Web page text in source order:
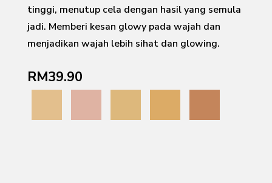
tinggi, menutup cela dengan hasil yang semula
jadi. Memberi kesan glowy pada wajah dan
menjadikan wajah lebih sihat dan glowing.​
RM39.90